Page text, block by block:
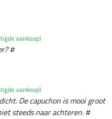
aankoop)
#
aankoop)
De capuchon is mooi groot
steeds naar achteren. #